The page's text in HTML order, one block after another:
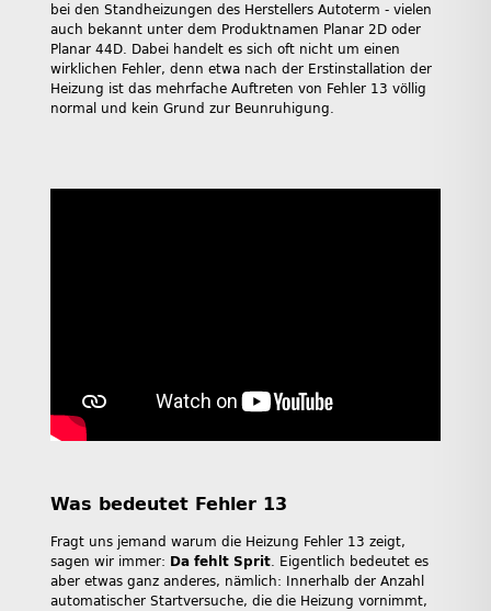
bei den Standheizungen des Herstellers Autoterm - vielen
auch bekannt unter dem Produktnamen Planar 2D oder
Planar 44D. Dabei handelt es sich oft nicht um einen
wirklichen Fehler, denn etwa nach der Erstinstallation der
Heizung ist das mehrfache Auftreten von Fehler 13 völlig
normal und kein Grund zur Beunruhigung.
Was bedeutet Fehler 13
Fragt uns jemand warum die Heizung Fehler 13 zeigt,
sagen wir immer: Da fehlt Sprit. Eigentlich bedeutet es
aber etwas ganz anderes, nämlich: Innerhalb der Anzahl
automatischer Startversuche, die die Heizung vornimmt,